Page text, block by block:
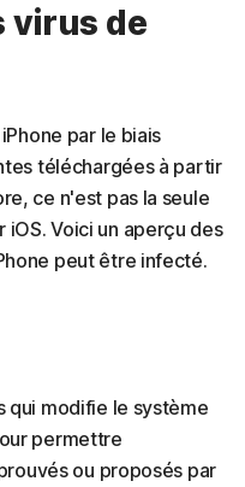
virus de
par le biais
téléchargées à partir
ce n'est pas la seule
Voici un aperçu des
peut être infecté.
qui modifie le système
permettre
ou proposés par